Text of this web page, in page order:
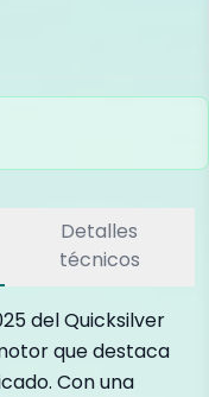
Detalles
técnicos
del Quicksilver
que destaca
Con una